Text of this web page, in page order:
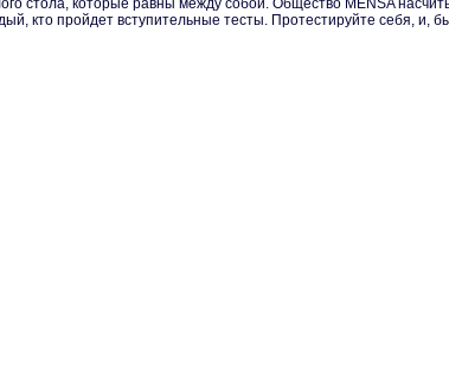
стола, которые равны между собой. Общество MENSA
кто пройдет вступительные тесты. Протестируйте себя, и,